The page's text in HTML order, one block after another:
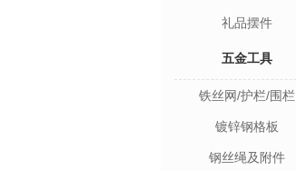
礼品摆件
五金工具
铁丝网/护栏/围栏
镀锌钢格板
钢丝绳及附件